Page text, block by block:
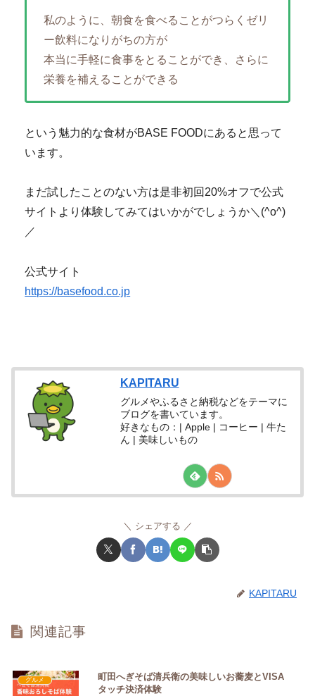
私のように、朝食を食べることがつらくゼリ
ー飲料になりがちの方が
本当に手軽に食事をとることができ、さらに
栄養を補えることができる
という魅力的な食材がBASE FOODにあると思って
います。
まだ試したことのない方は是非初回20%オフで公式
サイトより体験してみてはいかがでしょうか＼(^o^)
／
公式サイト
https://basefood.co.jp
KAPITARU
グルメやふるさと納税などをテーマに
ブログを書いています。
好きなもの：| Apple | コーヒー | 牛た
ん | 美味しいもの
シェアする
KAPITARU
関連記事
グルメ
町田へぎそば清兵衛の美味しいお蕎麦とVISA
タッチ決済体験